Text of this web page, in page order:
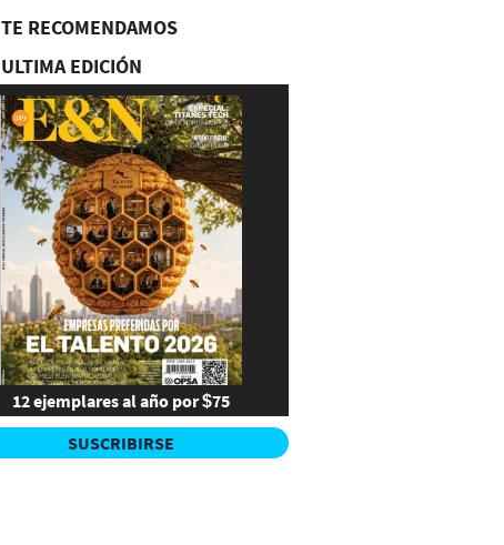
TE RECOMENDAMOS
ULTIMA EDICIÓN
12 ejemplares al año por $75
SUSCRIBIRSE